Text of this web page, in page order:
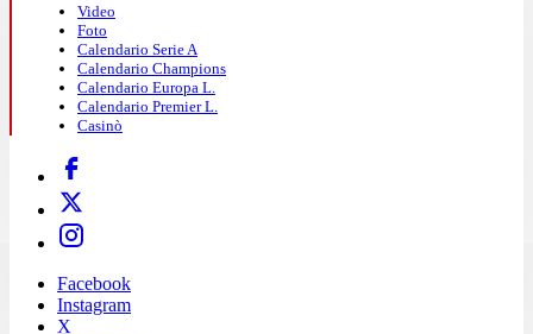
Video
Foto
Calendario Serie A
Calendario Champions
Calendario Europa L.
Calendario Premier L.
Casinò
Facebook
Instagram
X